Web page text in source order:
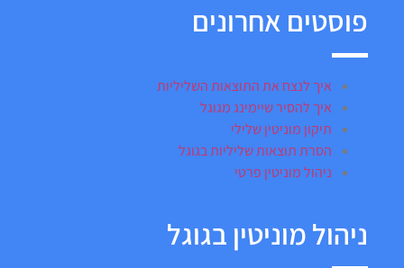
פוסטים אחרונים
איך לנצח את התוצאות השליליות
איך להסיר שיימינג מגוגל
תיקון מוניטין שלילי
הסרת תוצאות שליליות בגוגל
ניהול מוניטין פרטי
ניהול מוניטין בגוגל